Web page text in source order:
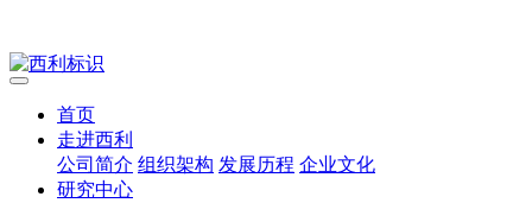
首页
走进西利
公司简介 组织架构 发展历程 企业文化
研究中心